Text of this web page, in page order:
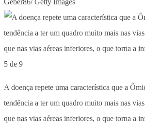
5 de 9
A doença repete uma característica que a
tendência a ter um quadro muito mais nas
que nas vias aéreas inferiores, o que torna a